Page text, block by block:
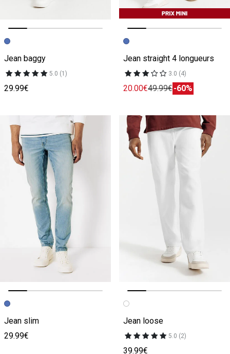
Image précédente
Image suivante
Jean baggy
5.0 (1)
29.99€
Image précédente
Image suivante
Jean straight 4 longueurs
3.0 (4)
20.00€49.99€-60%
Image précédente
Image suivante
Jean slim
29.99€
Image précédente
Image suivante
Jean loose
5.0 (2)
39.99€